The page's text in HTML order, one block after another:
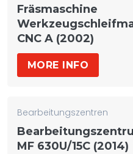
Fräsmaschine
CNC A (2002)
MORE INFO
Bearbeitungszentren
MF 630U/15C (2014)